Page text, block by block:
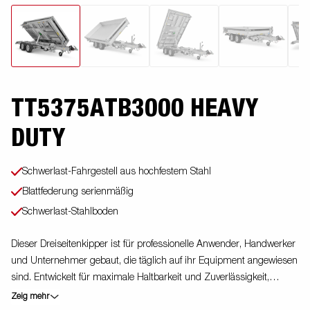
TT5375ATB3000 HEAVY
DUTY
Schwerlast-Fahrgestell aus hochfestem Stahl
Blattfederung serienmäßig
Schwerlast-Stahlboden
Dieser Dreiseitenkipper ist für professionelle Anwender, Handwerker
und Unternehmer gebaut, die täglich auf ihr Equipment angewiesen
sind. Entwickelt für maximale Haltbarkeit und Zuverlässigkeit,
verfügt der Anhänger über einen einzigartigen Schwerlast-
Zeig mehr